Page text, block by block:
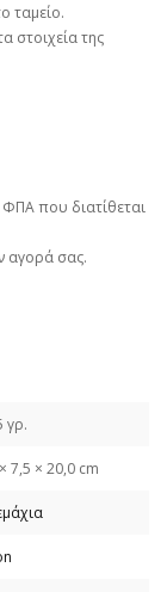
ταμείο.
στοιχεία της
που διατίθεται
αγορά σας.
γρ.
7,5 × 20,0 cm